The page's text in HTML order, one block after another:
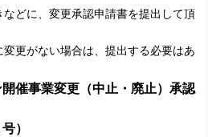
どに、変更承認申請書を提出して頂
変更がない場合は、提出する必要はあ
催事業変更（中止・廃止）承認
）